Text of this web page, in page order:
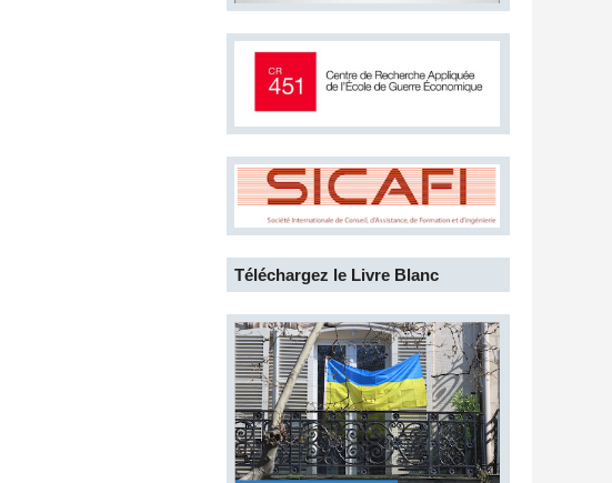
Téléchargez le Livre Blanc